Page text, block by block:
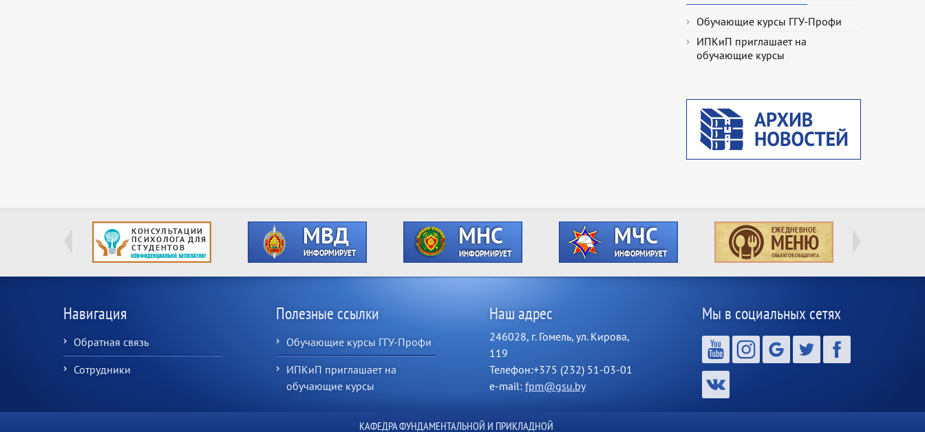
Обучающие курсы ГГУ-Профи
ИПКиП приглашает на
обучающие курсы
Навигация
Обратная связь
Сотрудники
Полезные ссылки
Обучающие курсы ГГУ-Профи
ИПКиП приглашает на
обучающие курсы
Наш адрес
246028, г. Гомель, ул. Кирова,
119
Телефон:+375 (232) 51-03-01
e-mail: fpm@gsu.by
Мы в социальных сетях
КАФЕДРА ФУНДАМЕНТАЛЬНОЙ И ПРИКЛАДНОЙ